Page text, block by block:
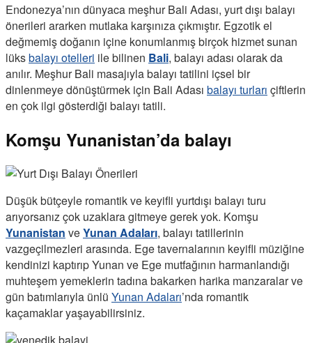
Endonezya’nın dünyaca meşhur Bali Adası, yurt dışı balayı
önerileri ararken mutlaka karşınıza çıkmıştır. Egzotik el
değmemiş doğanın içine konumlanmış birçok hizmet sunan
lüksbalayı otelleri ile bilinen Bali, balayı adası olarak da
anılır. Meşhur Bali masajıyla balayı tatilini içsel bir
dinlenmeye dönüştürmek için Bali Adası balayı turları çiftlerin
en çok ilgi gösterdiği balayı tatili.
Komşu Yunanistan’da balayı
Düşük bütçeyle romantik ve keyifli yurtdışı balayı turu
arıyorsanız çok uzaklara gitmeye gerek yok. Komşu
Yunanistan veYunan Adaları, balayı tatillerinin
vazgeçilmezleri arasında. Ege tavernalarının keyifli müziğine
kendinizi kaptırıp Yunan ve Ege mutfağının harmanlandığı
muhteşem yemeklerin tadına bakarken harika manzaralar ve
gün batımlarıyla ünlü Yunan Adaları’nda romantik
kaçamaklar yaşayabilirsiniz.